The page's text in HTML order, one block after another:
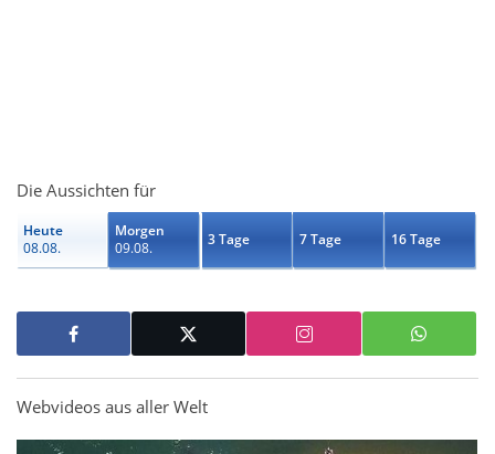
Die Aussichten für
Heute
08.08.
Morgen
09.08.
3 Tage 7 Tage 16 Tage
Webvideos aus aller Welt